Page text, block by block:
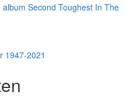
album Second Toughest In The
1947-2021